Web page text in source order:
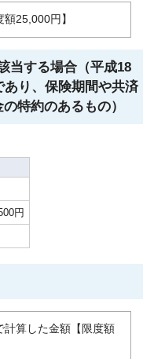
25,000円】
当する場合（平成18
り、保険期間や共済
特約のあるもの）
円
計算した金額【限度額